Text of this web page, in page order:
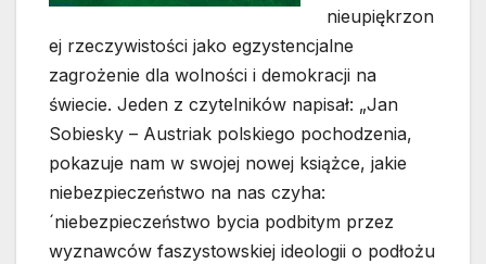
nieupiękrzon
ej rzeczywistości jako egzystencjalne
zagrożenie dla wolności i demokracji na
świecie. Jeden z czytelników napisał: „Jan
Sobiesky – Austriak polskiego pochodzenia,
pokazuje nam w swojej nowej książce, jakie
niebezpieczeństwo na nas czyha:
´niebezpieczeństwo bycia podbitym przez
wyznawców faszystowskiej ideologii o podłożu